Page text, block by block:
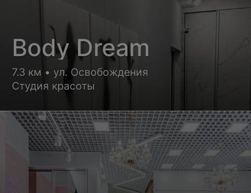
Body Dream
7.3 км • ул. Освобождения
Студия красоты